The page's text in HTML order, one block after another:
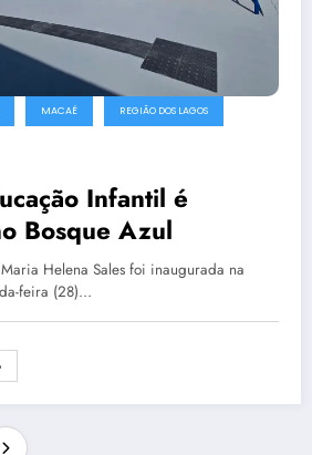
MACAÉ REGIÃO DOS LAGOS
Infantil é
Bosque Azul
Helena Sales foi inaugurada na
feira (28)…